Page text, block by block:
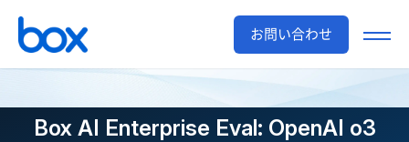
お問い合わせ
Box AI Enterprise Eval: OpenAI o3